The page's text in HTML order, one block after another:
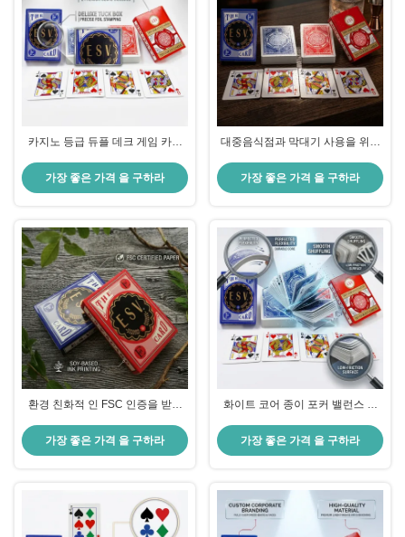
카지노 등급 듀플 데크 게임 카드
장
가장 좋은 가격 을 구하라
대중음식점과 막대기 사용을 위한
플라스틱 광택지 트럼프패
가장 좋은 가격 을 구하라
환경 친화적 인 FSC 인증을 받은
가장 좋은 가격 을 구하라
화이트 코어 종이 포커 밸런스 된
운 셔플링 및 캐주얼 게임
가장 좋은 가격 을 구하라